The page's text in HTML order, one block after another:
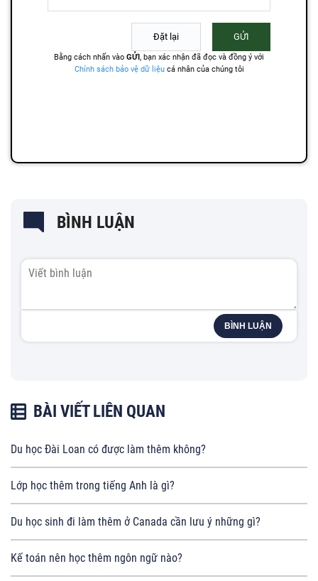
BÌNH LUẬN
BÌNH LUẬN
BÀI VIẾT LIÊN QUAN
Du học Đài Loan có được làm thêm không?
Lớp học thêm trong tiếng Anh là gì?
Du học sinh đi làm thêm ở Canada cần lưu ý những gì?
Kế toán nên học thêm ngôn ngữ nào?